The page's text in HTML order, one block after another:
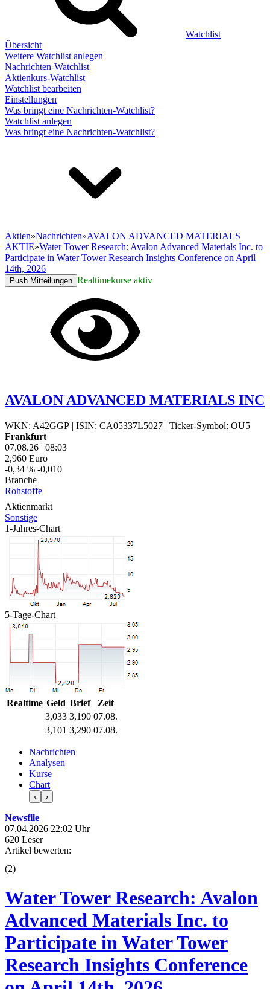
Watchlist
Übersicht
Weitere Watchlist anlegen
Nachrichten-Watchlist
Aktienkurs-Watchlist
Watchlist bearbeiten
Einstellungen
Was bringt eine Nachrichten-Watchlist?
Watchlist anlegen
Was bringt eine Nachrichten-Watchlist?
Aktien»Nachrichten»AVALON ADVANCED MATERIALS
AKTIE»Water Tower Research: Avalon Advanced Materials Inc. to
Participate in Water Tower Research Insights Conference on April
14th, 2026
Push Mitteilungen Realtimekurse aktiv
AVALON ADVANCED MATERIALS INC
WKN: A42GGP | ISIN: CA05337L5027 | Ticker-Symbol: OU5
Frankfurt
07.08.26 | 08:03
2,960 Euro
-0,34 % -0,010
Branche
Rohstoffe
Aktienmarkt
Sonstige
1-Jahres-Chart
5-Tage-Chart
Realtime Geld Brief
Zeit
3,033 3,190 07.08.
3,101 3,290 07.08.
Nachrichten
Analysen
Kurse
Chart
‹ ›
Newsfile
07.04.2026 22:02 Uhr
620 Leser
Artikel bewerten:
(2)
Water Tower Research: Avalon
Advanced Materials Inc. to
Participate in Water Tower
Research Insights Conference